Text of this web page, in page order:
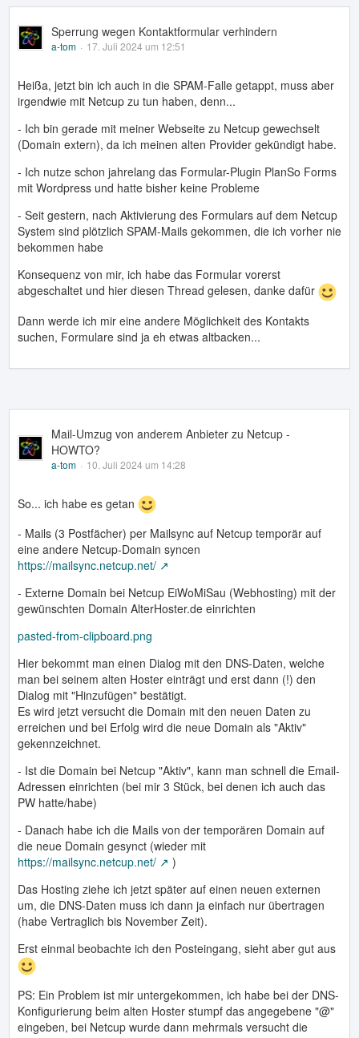
Sperrung wegen Kontaktformular verhindern
a-tom 17. Juli 2024 um 12:51
Heißa, jetzt bin ich auch in die SPAM-Falle getappt, muss aber
irgendwie mit Netcup zu tun haben, denn...
- Ich bin gerade mit meiner Webseite zu Netcup gewechselt
(Domain extern), da ich meinen alten Provider gekündigt habe.
- Ich nutze schon jahrelang das Formular-Plugin PlanSo Forms
mit Wordpress und hatte bisher keine Probleme
- Seit gestern, nach Aktivierung des Formulars auf dem Netcup
System sind plötzlich SPAM-Mails gekommen, die ich vorher nie
bekommen habe
Konsequenz von mir, ich habe das Formular vorerst
abgeschaltet und hier diesen Thread gelesen, danke dafür
Dann werde ich mir eine andere Möglichkeit des Kontakts
suchen, Formulare sind ja eh etwas altbacken...
Mail-Umzug von anderem Anbieter zu Netcup -
HOWTO?
a-tom 10. Juli 2024 um 14:28
So... ich habe es getan
- Mails (3 Postfächer) per Mailsync auf Netcup temporär auf
eine andere Netcup-Domain syncen
https://mailsync.netcup.net/
- Externe Domain bei Netcup EiWoMiSau (Webhosting) mit der
gewünschten Domain AlterHoster.de einrichten
pasted-from-clipboard.png
Hier bekommt man einen Dialog mit den DNS-Daten, welche
man bei seinem alten Hoster einträgt und erst dann (!) den
Dialog mit "Hinzufügen" bestätigt.
Es wird jetzt versucht die Domain mit den neuen Daten zu
erreichen und bei Erfolg wird die neue Domain als "Aktiv"
gekennzeichnet.
- Ist die Domain bei Netcup "Aktiv", kann man schnell die Email-
Adressen einrichten (bei mir 3 Stück, bei denen ich auch das
PW hatte/habe)
- Danach habe ich die Mails von der temporären Domain auf
die neue Domain gesynct (wieder mit
https://mailsync.netcup.net/
)
Das Hosting ziehe ich jetzt später auf einen neuen externen
um, die DNS-Daten muss ich dann ja einfach nur übertragen
(habe Vertraglich bis November Zeit).
Erst einmal beobachte ich den Posteingang, sieht aber gut aus
PS: Ein Problem ist mir untergekommen, ich habe bei der DNS-
Konfigurierung beim alten Hoster stumpf das angegebene "@"
eingeben, bei Netcup wurde dann mehrmals versucht die